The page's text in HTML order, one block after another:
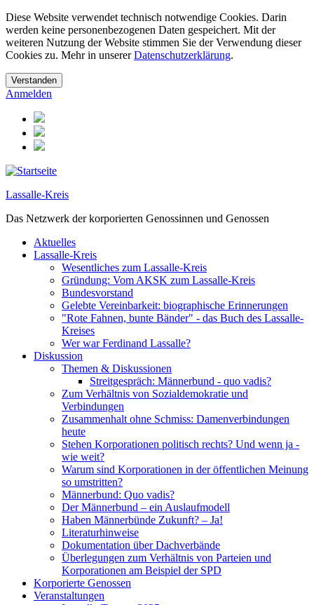
Diese Website verwendet technisch notwendige Cookies. Darin
werden keine personenbezogenen Daten gespeichert. Mit der
weiteren Nutzung der Website stimmen Sie der Verwendung dieser
Cookies zu. Mehr in unsererDatenschutzerklärung.
Anmelden
Lassalle-Kreis
Das Netzwerk der korporierten Genossinnen und Genossen
Aktuelles
Lassalle-Kreis
Wesentliches zum Lassalle-Kreis
Gründung: Vom AKSK zum Lassalle-Kreis
Bundesvorstand
Gelebte Vereinbarkeit: biographische Erinnerungen
"Rote Fahnen, bunte Bänder" - das Buch des Lassalle-
Kreises
Wer war Ferdinand Lassalle?
Diskussion
Themen & Diskussionen
Streitgespräch: Männerbund - quo vadis?
Zum Verhältnis von Sozialdemokratie und
Verbindungen
Zusammenhalt ohne Schmiss: Damenverbindungen
heute
Stehen Korporationen politisch rechts? Und wenn ja -
wie weit?
Warum sind Korporationen in der öffentlichen Meinung
so umstritten?
Männerbund: Quo vadis?
Der Männerbund – ein Auslaufmodell
Haben Männerbünde Zukunft? – Ja!
Literaturhinweise
Dokumentation über Dachverbände
Überlegungen zum Verhältnis von Parteien und
Korporationen am Beispiel der SPD
Korporierte Genossen
Veranstaltungen